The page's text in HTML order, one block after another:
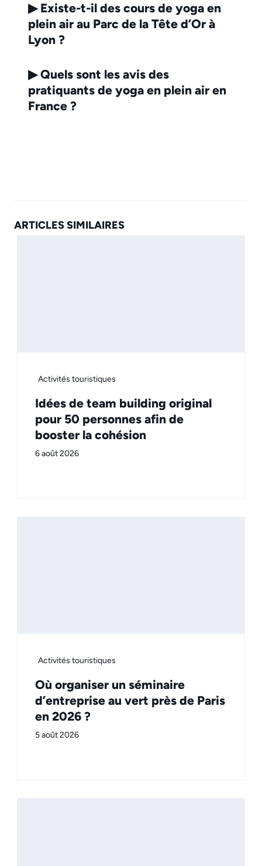
▶Existe-t-il des cours de yoga en
plein air au Parc de la Tête d’Or à
Lyon ?
▶Quels sont les avis des
pratiquants de yoga en plein air en
France ?
ARTICLES SIMILAIRES
Activités touristiques
Idées de team building original
pour 50 personnes afin de
booster la cohésion
6 août 2026
Activités touristiques
Où organiser un séminaire
d’entreprise au vert près de Paris
en 2026 ?
5 août 2026